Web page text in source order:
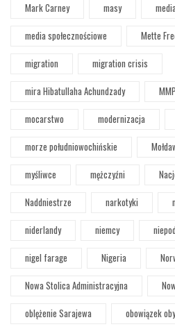
Mark Carney
masy
media społecznościowe
Mette
migration
migration crisis
mira Hibatullaha Achundzady
MMP
mocarstwo
modernizacja
morze południowochińskie
myśliwce
mężczyźni
Naddniestrze
narkotyki
niderlandy
niemcy
nigel farage
Nigeria
Nowa Stolica Administracyjna
oblężenie Sarajewa
obowiązek